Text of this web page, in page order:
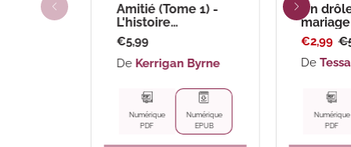
Amitié (Tome 1) -
L'histoire
d'Alexandra
Prix
habituel
€5,99
De Kerrigan Byrne
Numérique
EPUB
Numérique
PDF
Un
mariage
Prix
soldé
€2,99
De
Numérique
PDF